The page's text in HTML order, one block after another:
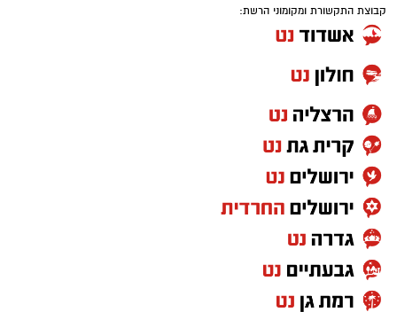
קבוצת התקשורת ומקומוני הרשת: